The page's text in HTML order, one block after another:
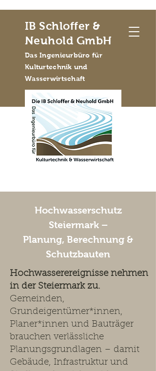
IB Schloffer &
Neuhold GmbH
Das Ingenieurbüro für
Kulturtechnik und
Wasserwirtschaft
Hochwasserschutz
Steiermark –
Planung, Berechnung &
Schutzbauten
Hochwasserereignisse nehmen
in der Steiermark zu.
Gemeinden,
Grundeigentümer*innen,
Planer*innen und Bauträger
brauchen verlässliche
Planungsgrundlagen – damit
Gebäude, Infrastruktur und